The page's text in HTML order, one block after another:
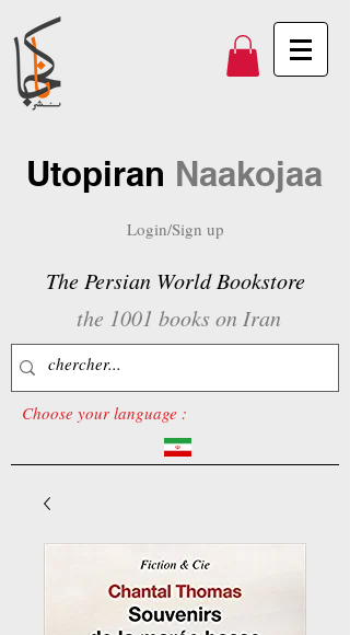
Utopiran Naakojaa
Login/Sign up
The Persian World Bookstore
the 1001 books on Iran
Choose your language :